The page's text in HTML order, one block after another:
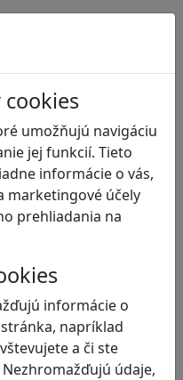
umožňujú navigáciu
jej funkcií. Tieto
informácie o vás,
marketingové účely
prehliadania na
informácie o
napríklad
a či ste
údaje,